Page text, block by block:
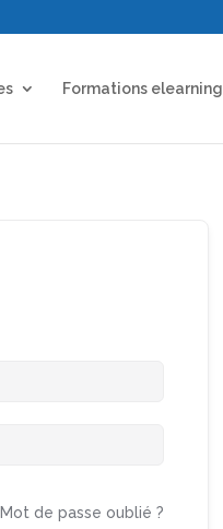
Formations elearning
Mot de passe oublié ?